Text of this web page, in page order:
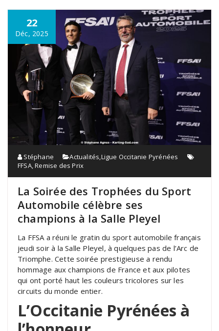
22
Déc, 2025
Stéphane Actualités,Ligue Occitanie Pyrénées
FFSA,Remise des Prix
La Soirée des Trophées du Sport
Automobile célèbre ses
champions à la Salle Pleyel
La FFSA a réuni le gratin du sport automobile français
jeudi soir à la Salle Pleyel, à quelques pas de l’Arc de
Triomphe. Cette soirée prestigieuse a rendu
hommage aux champions de France et aux pilotes
qui ont porté haut les couleurs tricolores sur les
circuits du monde entier.
L’Occitanie Pyrénées à